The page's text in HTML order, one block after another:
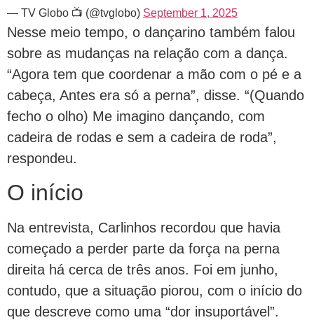
— TV Globo 📺 (@tvglobo) September 1, 2025
Nesse meio tempo, o dançarino também falou
sobre as mudanças na relação com a dança.
“Agora tem que coordenar a mão com o pé e a
cabeça, Antes era só a perna”, disse. “(Quando
fecho o olho) Me imagino dançando, com
cadeira de rodas e sem a cadeira de roda”,
respondeu.
O início
Na entrevista, Carlinhos recordou que havia
começado a perder parte da força na perna
direita há cerca de três anos. Foi em junho,
contudo, que a situação piorou, com o início do
que descreve como uma “dor insuportável”.